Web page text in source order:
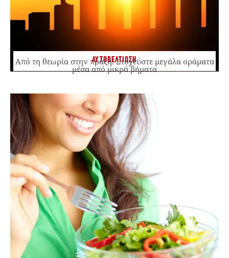
ΑΥΤΟΒΕΛΤΙΩΣΗ
Από τη θεωρία στην πράξη: Στοχεύστε μεγάλα οράματα
μέσα από μικρά βήματα